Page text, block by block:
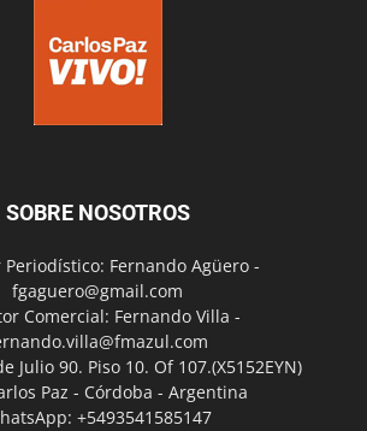
SOBRE NOSOTROS
Periodístico: Fernando Agüero -
fgaguero@gmail.com
Comercial: Fernando Villa -
Julio 90. Piso 10. Of 107.(X5152EYN)
Paz - Córdoba - Argentina
+5493541585147